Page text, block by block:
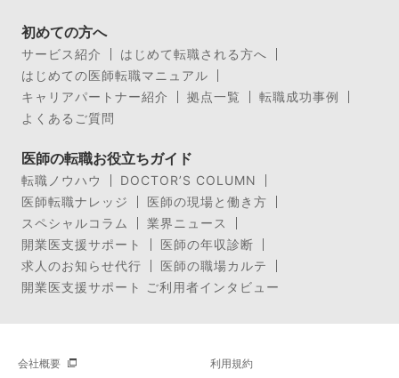
初めての方へ
サービス紹介
はじめて転職される方へ
はじめての医師転職マニュアル
キャリアパートナー紹介
拠点一覧
転職成功事例
よくあるご質問
医師の転職お役立ちガイド
転職ノウハウ
DOCTOR’S COLUMN
医師転職ナレッジ
医師の現場と働き方
スペシャルコラム
業界ニュース
開業医支援サポート
医師の年収診断
求人のお知らせ代行
医師の職場カルテ
開業医支援サポート ご利用者インタビュー
会社概要 利用規約